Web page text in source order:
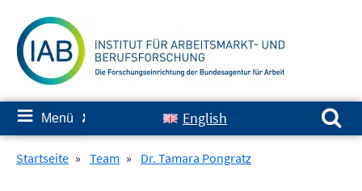
zum
Inhalt
≡ Menü ✘ English
Suchen nach:
Startseite » Team » Dr. Tamara Pongratz